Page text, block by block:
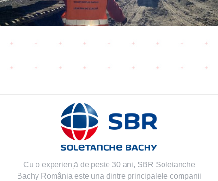
Cu o experiență de peste 30 ani, SBR Soletanche
Bachy România este una dintre principalele companii